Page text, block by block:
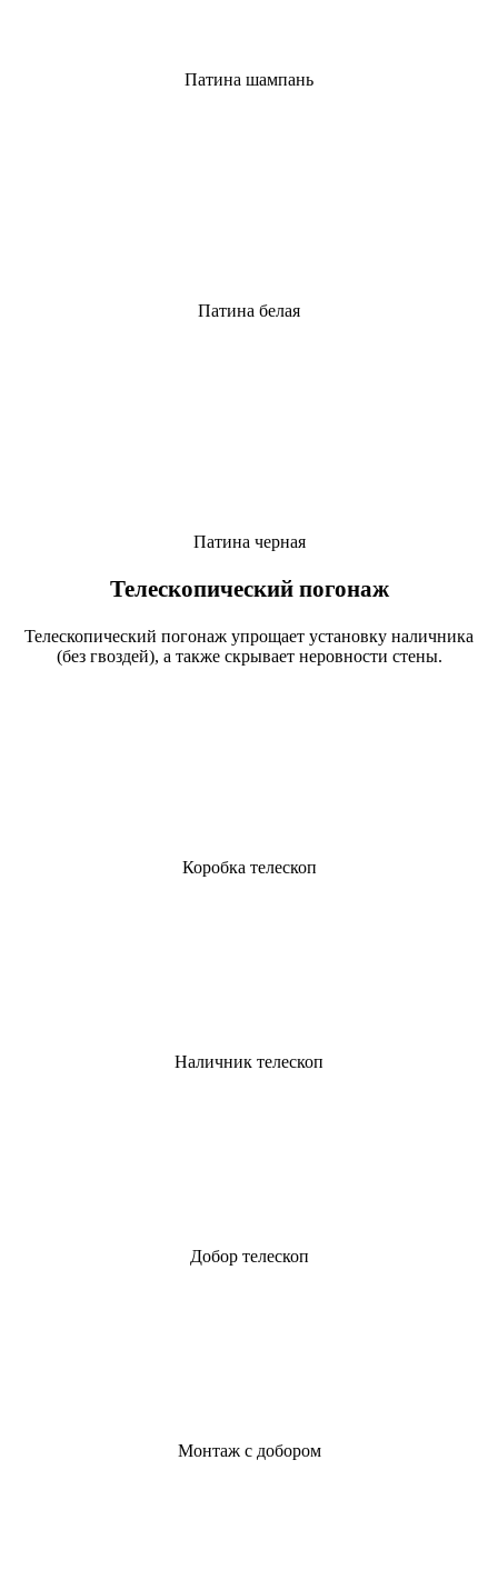
Патина шампань
Патина белая
Патина черная
Телескопический погонаж
Телескопический погонаж упрощает установку наличника
(без гвоздей), а также скрывает неровности стены.
Коробка телескоп
Наличник телескоп
Добор телескоп
Монтаж с добором